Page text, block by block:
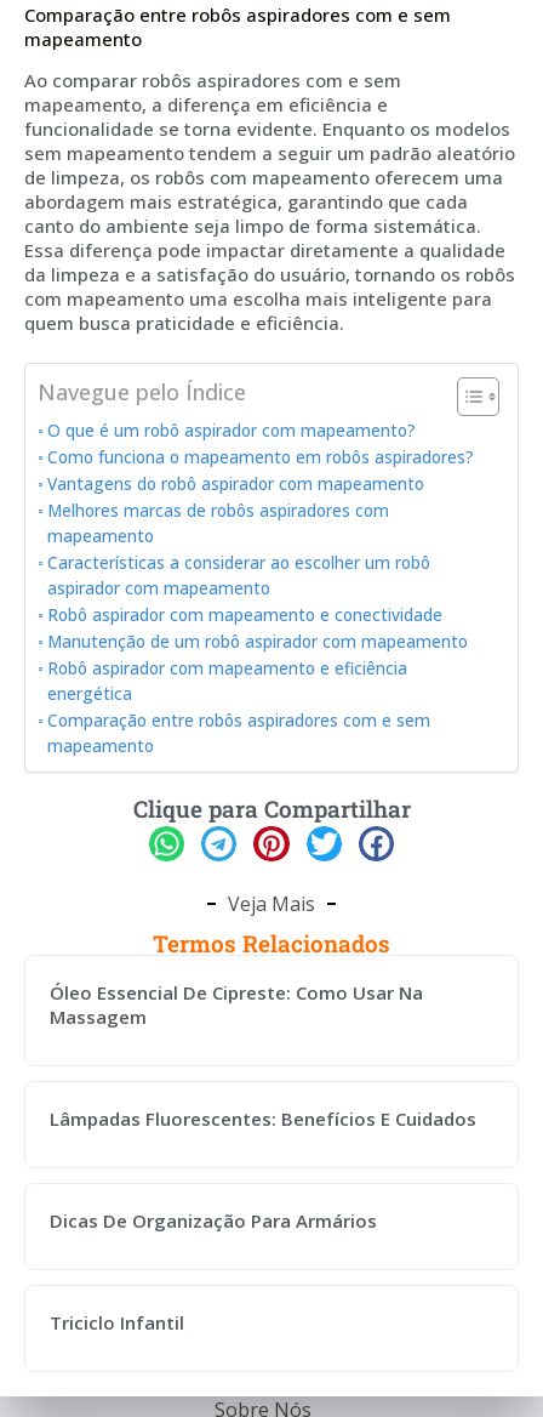
Comparação entre robôs aspiradores com e sem
mapeamento
Ao comparar robôs aspiradores com e sem
mapeamento, a diferença em eficiência e
funcionalidade se torna evidente. Enquanto os modelos
sem mapeamento tendem a seguir um padrão aleatório
de limpeza, os robôs com mapeamento oferecem uma
abordagem mais estratégica, garantindo que cada
canto do ambiente seja limpo de forma sistemática.
Essa diferença pode impactar diretamente a qualidade
da limpeza e a satisfação do usuário, tornando os robôs
com mapeamento uma escolha mais inteligente para
quem busca praticidade e eficiência.
Navegue pelo Índice
O que é um robô aspirador com mapeamento?
Como funciona o mapeamento em robôs aspiradores?
Vantagens do robô aspirador com mapeamento
Melhores marcas de robôs aspiradores com
mapeamento
Características a considerar ao escolher um robô
aspirador com mapeamento
Robô aspirador com mapeamento e conectividade
Manutenção de um robô aspirador com mapeamento
Robô aspirador com mapeamento e eficiência
energética
Comparação entre robôs aspiradores com e sem
mapeamento
Clique para Compartilhar
Veja Mais
Termos Relacionados
Óleo Essencial De Cipreste: Como Usar Na
Massagem
Lâmpadas Fluorescentes: Benefícios E Cuidados
Dicas De Organização Para Armários
Triciclo Infantil
Sobre Nós